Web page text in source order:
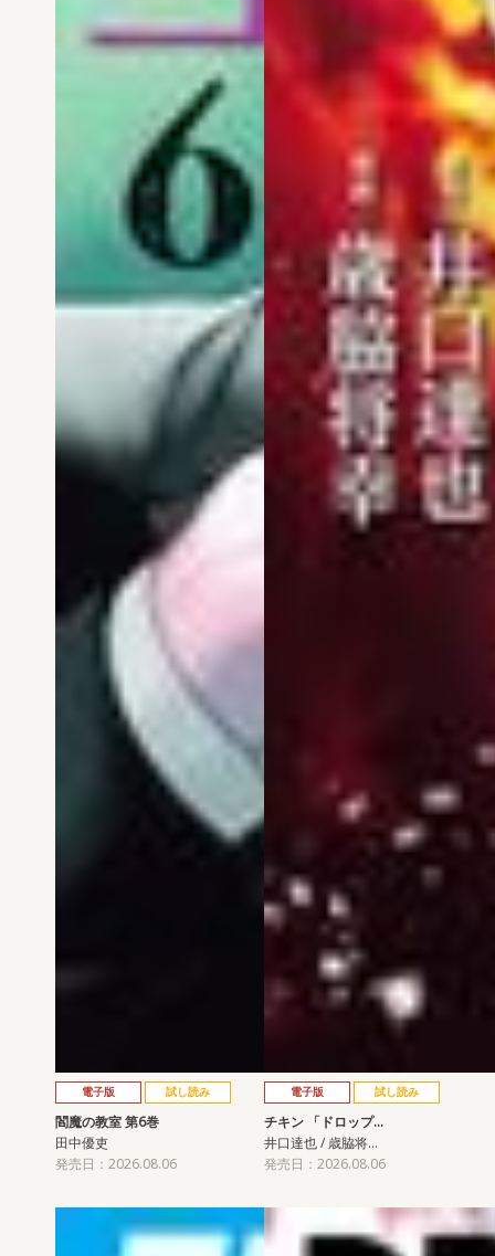
電子版 試し読み
閻魔の教室 第6巻
田中優吏
発売日：2026.08.06
電子版 試し読み
チキン 「ドロップ…
井口達也 / 歳脇将…
発売日：2026.08.06